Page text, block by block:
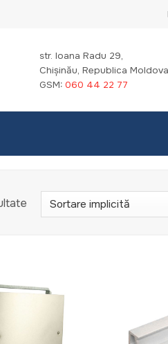
str. Ioana Radu 29,
Chișinău, Republica Moldova
GSM: 060 44 22 77